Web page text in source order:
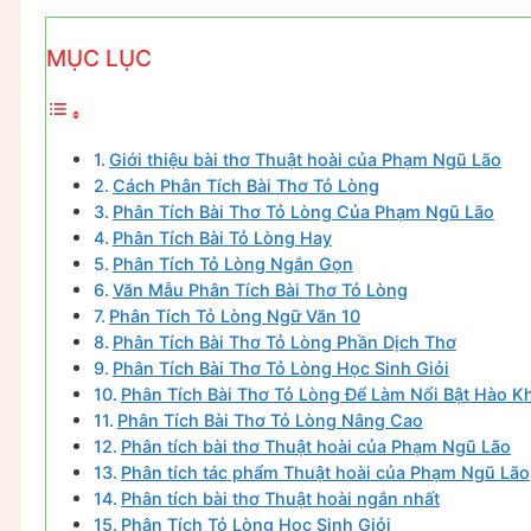
MỤC LỤC
Giới thiệu bài thơ Thuật hoài của Phạm Ngũ Lão
Cách Phân Tích Bài Thơ Tỏ Lòng
Phân Tích Bài Thơ Tỏ Lòng Của Phạm Ngũ Lão
Phân Tích Bài Tỏ Lòng Hay
Phân Tích Tỏ Lòng Ngắn Gọn
Văn Mẫu Phân Tích Bài Thơ Tỏ Lòng
Phân Tích Tỏ Lòng Ngữ Văn 10
Phân Tích Bài Thơ Tỏ Lòng Phần Dịch Thơ
Phân Tích Bài Thơ Tỏ Lòng Học Sinh Giỏi
Phân Tích Bài Thơ Tỏ Lòng Để Làm Nổi Bật Hào
Phân Tích Bài Thơ Tỏ Lòng Nâng Cao
Phân tích bài thơ Thuật hoài của Phạm Ngũ Lão
Phân tích tác phẩm Thuật hoài của Phạm Ngũ Lão
Phân tích bài thơ Thuật hoài ngắn nhất
Phân Tích Tỏ Lòng Học Sinh Giỏi